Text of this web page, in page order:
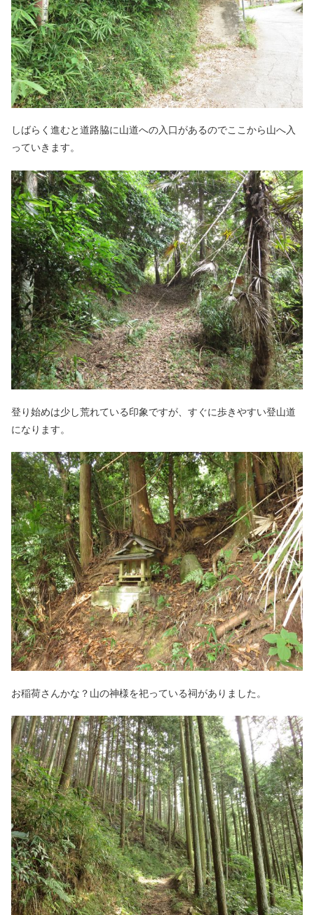
しばらく進むと道路脇に山道への入口があるのでここから山へ入
っていきます。
登り始めは少し荒れている印象ですが、すぐに歩きやすい登山道
になります。
お稲荷さんかな？山の神様を祀っている祠がありました。